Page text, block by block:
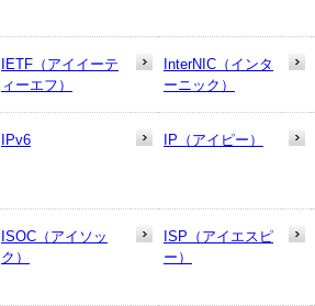
IETF（アイイーテ
ィーエフ）
InterNIC（インタ
ーニック）
IPv6 IP（アイピー）
ISOC（アイソッ
ク）
ISP（アイエスピ
ー）